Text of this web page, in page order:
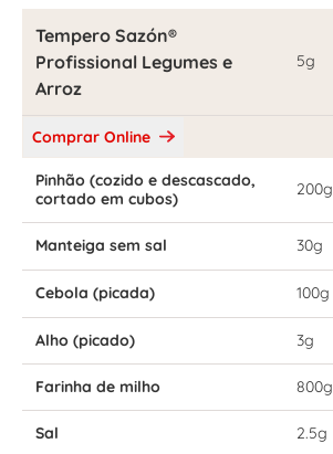
Tempero Sazón®
Profissional Legumes e
Arroz
5g
Comprar Online
Pinhão (cozido e descascado,
cortado em cubos)
200g
Manteiga sem sal 30g
Cebola (picada)
100g
Alho (picado)
3g
Farinha de milho 800g
Sal 2.5g